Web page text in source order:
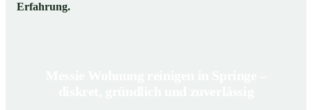
Erfahrung.